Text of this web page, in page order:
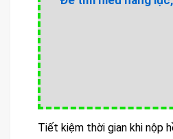
Tiết kiệm thời gian khi nộp